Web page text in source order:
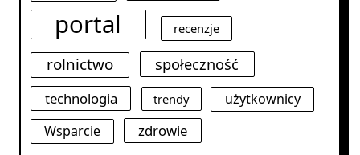
portal recenzje
rolnictwo społeczność
technologia trendy
użytkownicy
Wsparcie
zdrowie